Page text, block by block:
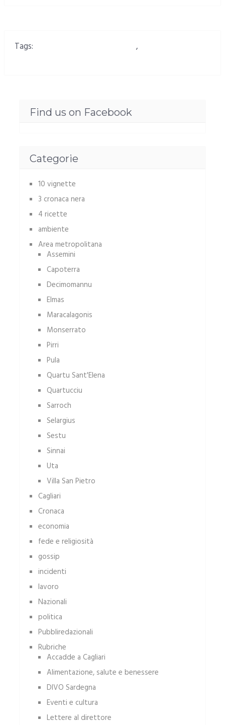
Tags: ,
Find us on Facebook
Categorie
10 vignette
3 cronaca nera
4 ricette
ambiente
Area metropolitana
Assemini
Capoterra
Decimomannu
Elmas
Maracalagonis
Monserrato
Pirri
Pula
Quartu Sant'Elena
Quartucciu
Sarroch
Selargius
Sestu
Sinnai
Uta
Villa San Pietro
Cagliari
Cronaca
economia
fede e religiosità
gossip
incidenti
lavoro
Nazionali
politica
Pubbliredazionali
Rubriche
Accadde a Cagliari
Alimentazione, salute e benessere
DIVO Sardegna
Eventi e cultura
Lettere al direttore